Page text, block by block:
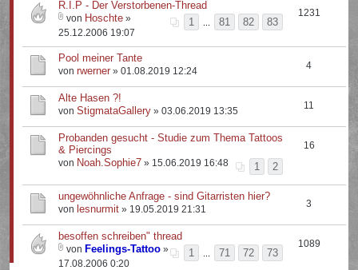
R.I.P - Der Verstorbenen-Thread
1
81 82 83
von Hoschte »
25.12.2006 19:07
1231
Pool meiner Tante
vonrwerner » 01.08.2019 12:24 4
Alte Hasen ?!
vonStigmataGallery » 03.06.2019 13:35 11
Probanden gesucht - Studie zum Thema Tattoos
& Piercings
1
2
von Noah.Sophie7 » 15.06.2019 16:48
16
ungewöhnliche Anfrage - sind Gitarristen hier?
von lesnurmit » 19.05.2019 21:31 3
besoffen schreiben" thread
1
71 72 73
von Feelings-Tattoo »
17.08.2006 0:20
1089